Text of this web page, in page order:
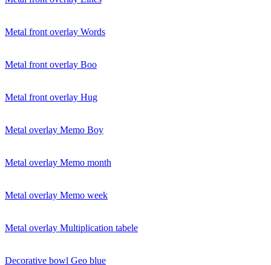
Metal front overlay Words
Metal front overlay Boo
Metal front overlay Hug
Metal overlay Memo Boy
Metal overlay Memo month
Metal overlay Memo week
Metal overlay Multiplication tabele
Decorative bowl Geo blue